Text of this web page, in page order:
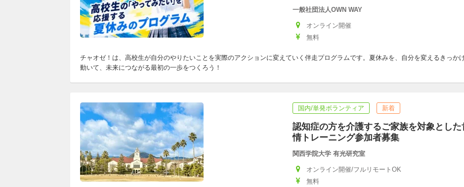
一般社団法人OWN WAY
オンライン開催
無料
チャオゼ！は、高校生が自分のやりたいことを実際のアクションに変えていく伴走プログラムです。夏休みを、自分を変えるきっか
動いて、未来につながる最初の一歩をつくろう！
国内/単発ボランティア 新着
認知症の方を介護するご家族を対象とした
情トレーニング参加者募集
関西学院大学 有光研究室
オンライン開催/フルリモートOK
無料